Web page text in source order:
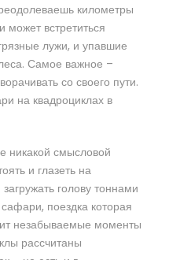
километры
может встретиться
лужи, и упавшие
Самое важное –
со своего пути.
на квадроциклах в
никакой смысловой
и глазеть на
голову тоннами
поездка которая
незабываемые моменты
рассчитаны